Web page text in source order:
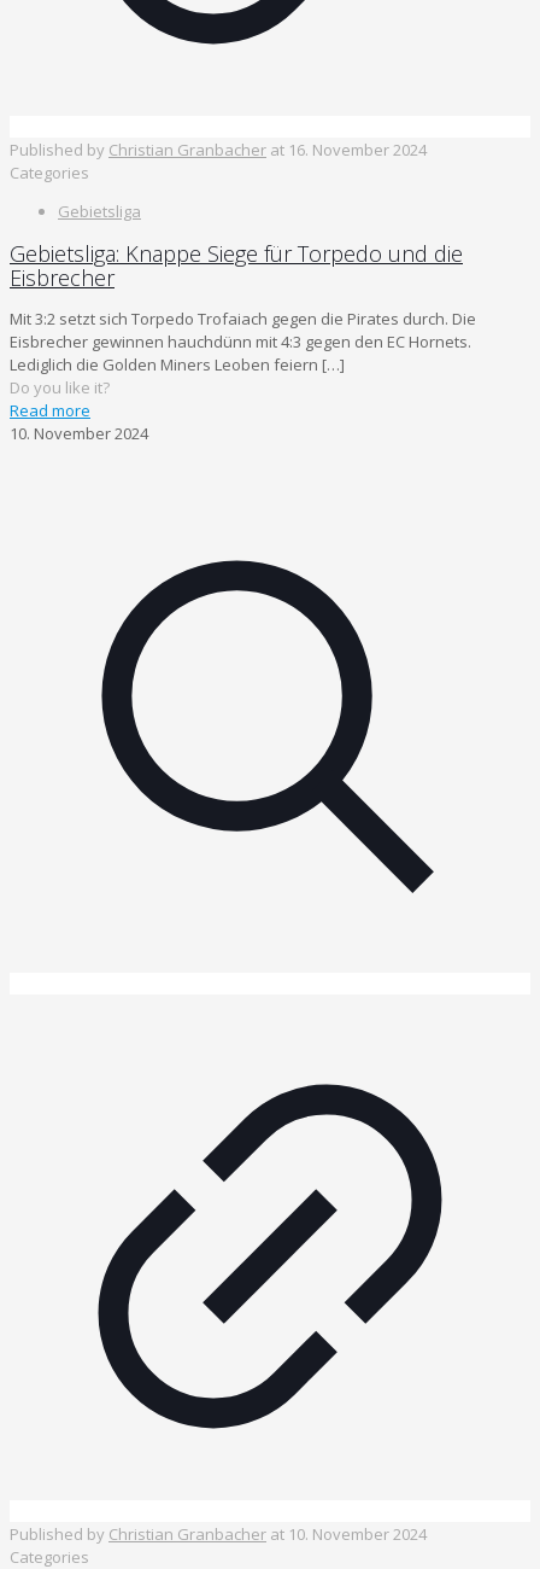
Published by Christian Granbacher at 16. November 2024
Categories
Gebietsliga
Gebietsliga: Knappe Siege für Torpedo und die
Eisbrecher
Mit 3:2 setzt sich Torpedo Trofaiach gegen die Pirates durch. Die
Eisbrecher gewinnen hauchdünn mit 4:3 gegen den EC Hornets.
Lediglich die Golden Miners Leoben feiern […]
Do you like it?
Read more
10. November 2024
Published by Christian Granbacher at 10. November 2024
Categories